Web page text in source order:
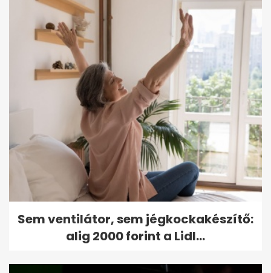
Sem ventilátor, sem jégkockakészítő:
alig 2000 forint a Lidl...